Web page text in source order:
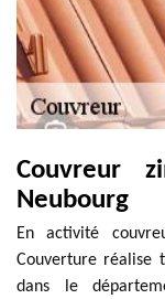
Couvreur
Neubourg
En activité
Couverture réalise
dans le